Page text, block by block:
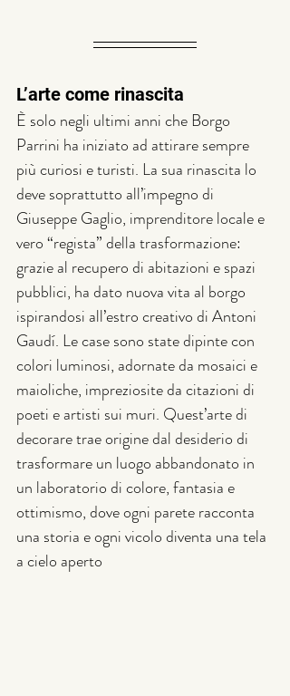
L’arte come rinascita
È solo negli ultimi anni che Borgo
Parrini ha iniziato ad attirare sempre
più curiosi e turisti. La sua rinascita lo
deve soprattutto all’impegno di
Giuseppe Gaglio, imprenditore locale e
vero “regista” della trasformazione:
grazie al recupero di abitazioni e spazi
pubblici, ha dato nuova vita al borgo
ispirandosi all’estro creativo di Antoni
Gaudí. Le case sono state dipinte con
colori luminosi, adornate da mosaici e
maioliche, impreziosite da citazioni di
poeti e artisti sui muri. Quest’arte di
decorare trae origine dal desiderio di
trasformare un luogo abbandonato in
un laboratorio di colore, fantasia e
ottimismo, dove ogni parete racconta
una storia e ogni vicolo diventa una tela
a cielo aperto